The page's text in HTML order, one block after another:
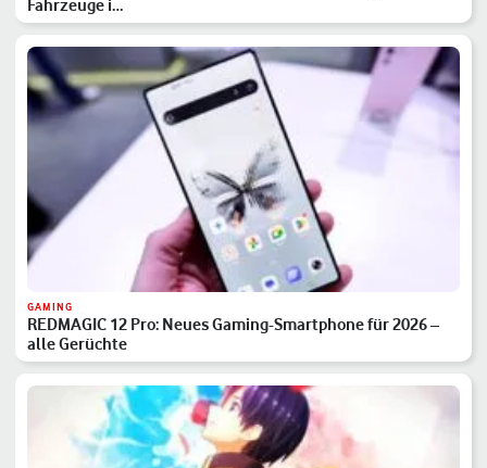
Fahrzeuge i…
GAMING
REDMAGIC 12 Pro: Neues Gaming-Smartphone für 2026 –
alle Gerüchte